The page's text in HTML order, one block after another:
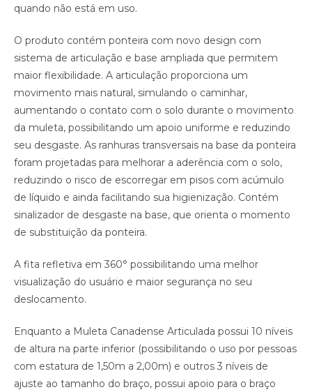
quando não está em uso.
O produto contém ponteira com novo design com
sistema de articulação e base ampliada que permitem
maior flexibilidade. A articulação proporciona um
movimento mais natural, simulando o caminhar,
aumentando o contato com o solo durante o movimento
da muleta, possibilitando um apoio uniforme e reduzindo
seu desgaste. As ranhuras transversais na base da ponteira
foram projetadas para melhorar a aderência com o solo,
reduzindo o risco de escorregar em pisos com acúmulo
de líquido e ainda facilitando sua higienização. Contém
sinalizador de desgaste na base, que orienta o momento
de substituição da ponteira.
A fita refletiva em 360° possibilitando uma melhor
visualização do usuário e maior segurança no seu
deslocamento.
Enquanto a Muleta Canadense Articulada possui 10 níveis
de altura na parte inferior (possibilitando o uso por pessoas
com estatura de 1,50m a 2,00m) e outros 3 níveis de
ajuste ao tamanho do braço, possui apoio para o braço